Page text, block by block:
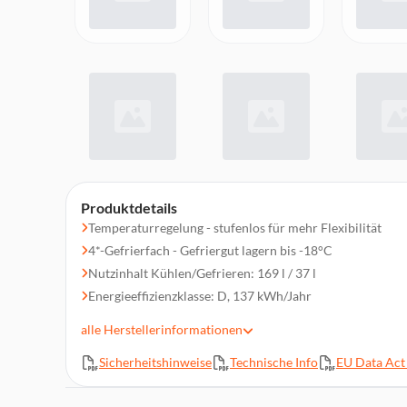
Produktdetails
Temperaturregelung - stufenlos für mehr Flexibilität
4*-Gefrierfach - Gefriergut lagern bis -18°C
Nutzinhalt Kühlen/Gefrieren: 169 l / 37 l
Energieeffizienzklasse: D, 137 kWh/Jahr
Glasablagen - flexibel verstellbar für individuelle
Thermostat-Beleuchtung
alle Herstellerinformationen
Sicherheitshinweise Technische Info EU Data